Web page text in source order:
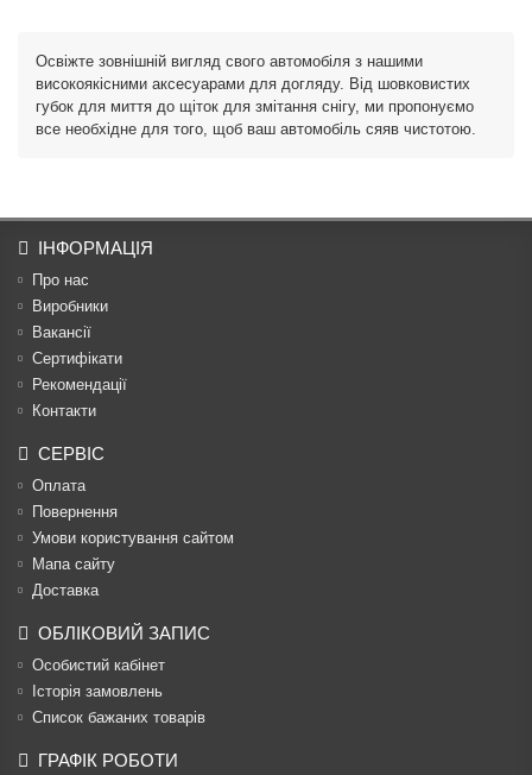
Освіжте зовнішній вигляд свого автомобіля з нашими
високоякісними аксесуарами для догляду. Від шовковистих
губок для миття до щіток для змітання снігу, ми пропонуємо
все необхідне для того, щоб ваш автомобіль сяяв чистотою.
ІНФОРМАЦІЯ
Про нас
Виробники
Вакансії
Сертифікати
Рекомендації
Контакти
СЕРВІС
Оплата
Повернення
Умови користування сайтом
Мапа сайту
Доставка
ОБЛІКОВИЙ ЗАПИС
Особистий кабінет
Історія замовлень
Список бажаних товарів
ГРАФІК РОБОТИ